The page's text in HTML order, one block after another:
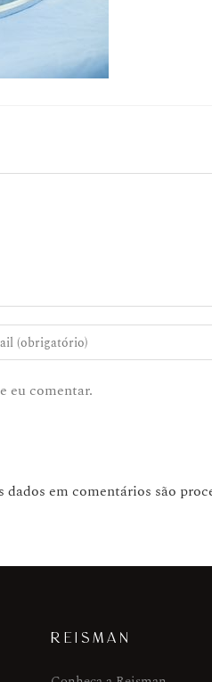
eu comentar.
dados em comentários são
REISMAN